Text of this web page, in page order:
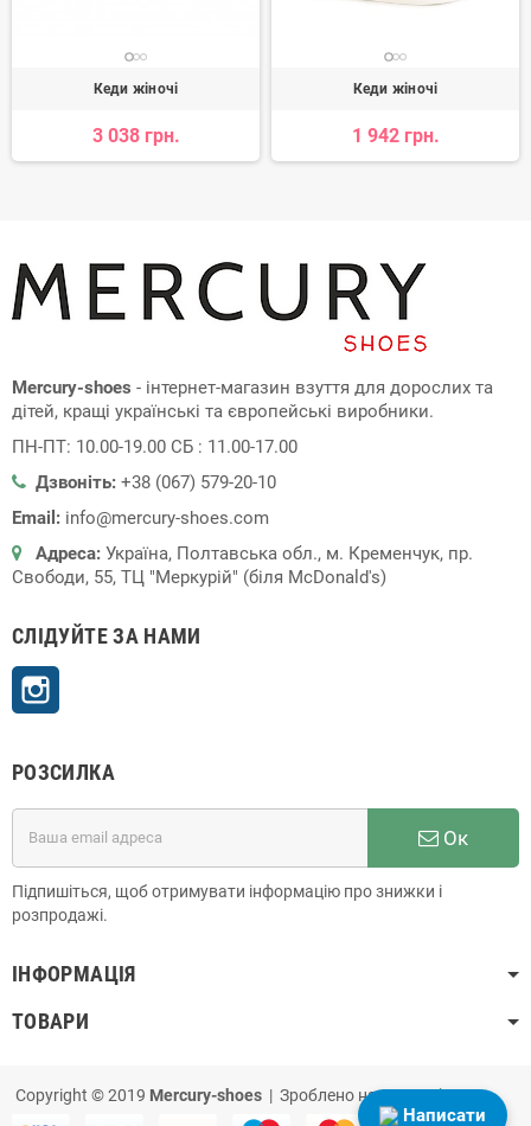
Кеди жіночі
3 038 грн.
Кеди жіночі
1 942 грн.
Mercury-shoes - інтернет-магазин взуття для дорослих та
дітей, кращі українські та європейські виробники.
ПН-ПТ: 10.00-19.00 СБ : 11.00-17.00
Дзвоніть: +38 (067) 579-20-10
Email: info@mercury-shoes.com
Адреса: Україна, Полтавська обл., м. Кременчук, пр.
Свободи, 55, ТЦ "Меркурій" (біля McDonald's)
СЛІДУЙТЕ ЗА НАМИ
РОЗСИЛКА
Ок
Підпишіться, щоб отримувати інформацію про знижки і
розпродажі.
ІНФОРМАЦІЯ
ТОВАРИ
Copyright © 2019 Mercury-shoes | Зроблено наPrestaShop
Написати